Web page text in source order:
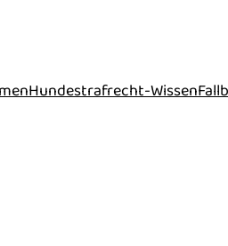
Hundestrafrecht-Wissen